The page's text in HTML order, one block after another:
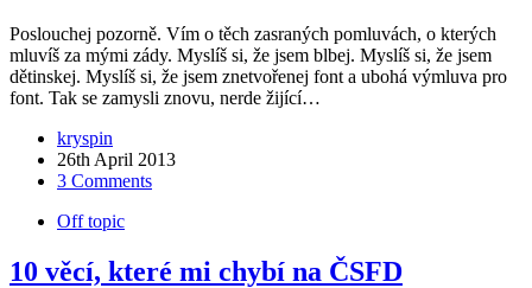
Poslouchej pozorně. Vím o těch zasraných pomluvách, o kterých
mluvíš za mými zády. Myslíš si, že jsem blbej. Myslíš si, že jsem
dětinskej. Myslíš si, že jsem znetvořenej font a ubohá výmluva pro
font. Tak se zamysli znovu, nerde žijící…
kryspin
26th April 2013
3 Comments
Off topic
10 věcí, které mi chybí na ČSFD